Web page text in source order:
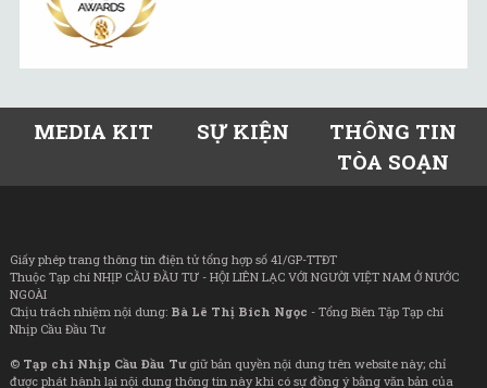
MEDIA KIT SỰ KIỆN
THÔNG TIN
TÒA SOẠN
Giấy phép trang thông tin điện tử tổng hợp số 41/GP-TTĐT
Thuộc Tạp chí NHỊP CẦU ĐẦU TƯ - HỘI LIÊN LẠC VỚI NGƯỜI VIỆT NAM Ở NƯỚC
NGOÀI
Chịu trách nhiệm nội dung: Bà Lê Thị Bích Ngọc - Tổng Biên Tập Tạp chí
Nhịp Cầu Đầu Tư
© Tạp chí Nhịp Cầu Đầu Tưgiữ bản quyền nội dung trên website này; chỉ
được phát hành lại nội dung thông tin này khi có sự đồng ý bằng văn bản của